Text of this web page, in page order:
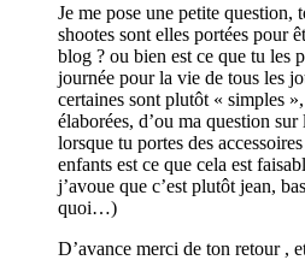
Je me pose une petite question,
shootes sont elles portées pour
blog ? ou bien est ce que tu les
journée pour la vie de tous les
certaines sont plutôt « simples
élaborées, d’ou ma question
lorsque tu portes des
enfants est ce que cela est
j’avoue que c’est plutôt jean,
quoi…)
D’avance merci de ton retour ,